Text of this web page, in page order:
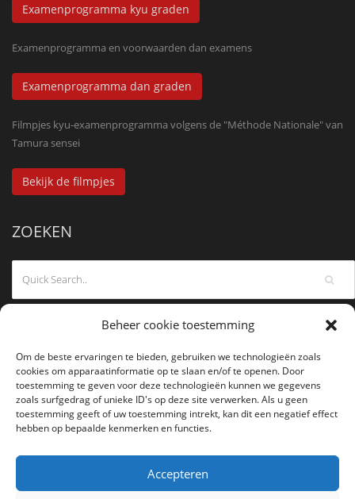
Beheer cookie toestemming
Om de beste ervaringen te bieden, gebruiken we technologieën zoals
cookies om apparaatinformatie op te slaan en/of te openen. Door
toestemming te geven voor deze technologieën kunnen we gegevens
zoals surfgedrag of unieke ID's op deze site verwerken. Als u geen
toestemming geeft of uw toestemming intrekt, kan dit een negatief effect
hebben op bepaalde kenmerken en functies.
Accepteren
Examenprogramma kyu graden
Examenprogramma en voorwaarden dan examens
Examenprogramma dan graden
Filmpjes kyu-examenprogramma volgens de "Méthode Nationale" van
Tamura sensei
Bekijk de filmpjes
ZOEKEN